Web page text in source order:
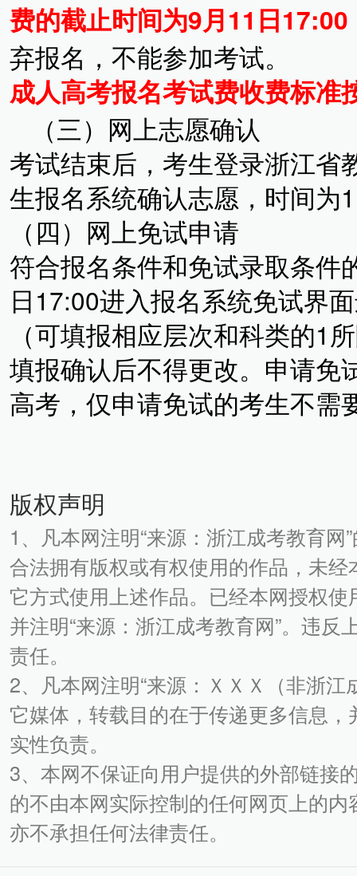
费的截止时间为9月11日17:00
弃报名，不能参加考试。
成人高考报名考试费收费标准
（三）网上志愿确认
考试结束后，考生登录浙江省
生报名系统确认志愿，时间为
（四）网上免试申请
符合报名条件和免试录取条件
日17:00进入报名系统免试界
（可填报相应层次和科类的1
填报确认后不得更改。申请免
高考，仅申请免试的考生不需
版权声明
1、凡本网注明“来源：浙江成考教育
合法拥有版权或有权使用的作品，未
它方式使用上述作品。已经本网授权
并注明“来源：浙江成考教育网”。违
责任。
2、凡本网注明“来源：ＸＸＸ（非浙
它媒体，转载目的在于传递更多信息
实性负责。
3、本网不保证向用户提供的外部链接
的不由本网实际控制的任何网页上的
亦不承担任何法律责任。